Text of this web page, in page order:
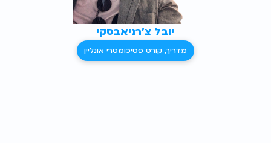
יובל צ'רניאבסקי
מדריך, קורס פסיכומטרי אונליין